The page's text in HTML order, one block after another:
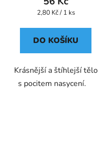
Měrná
2,80 Kč / 1 ks
DO KOŠÍKU
Krásnější a štíhlejší tělo
s pocitem nasycení.